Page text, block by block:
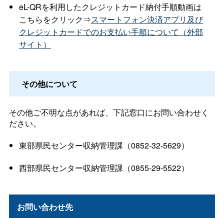
eL-QRを利用したクレジットカード納付手順動画は
こちらをクリック⇒スマートフォン決済アプリ及び
クレジットカードでのお支払い手順について（外部
サイト）
その他について
その他ご不明な点があれば、下記窓口にお問い合わせく
ださい。
東部県民センター収納管理課（0852-32-5629）
西部県民センター収納管理課（0855-29-5522）
お問い合わせ先